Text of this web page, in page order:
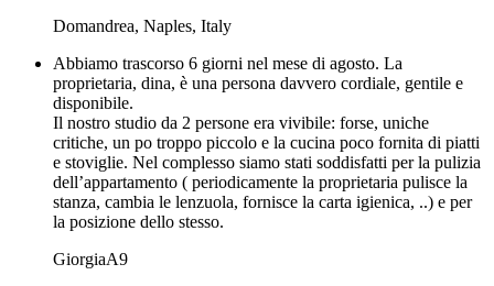
Domandrea, Naples, Italy
Abbiamo trascorso 6 giorni nel mese di agosto. La
proprietaria, dina, è una persona davvero cordiale, gentile e
disponibile.
Il nostro studio da 2 persone era vivibile: forse, uniche
critiche, un po troppo piccolo e la cucina poco fornita di piatti
e stoviglie. Nel complesso siamo stati soddisfatti per la pulizia
dell’appartamento ( periodicamente la proprietaria pulisce la
stanza, cambia le lenzuola, fornisce la carta igienica, ..) e per
la posizione dello stesso.
GiorgiaA9